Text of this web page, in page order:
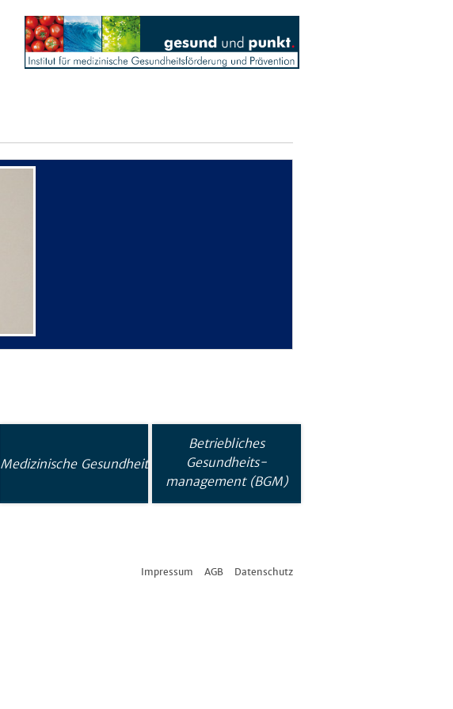
Medizinische Gesundheit
Betriebliches
Gesundheits-
management (BGM)
Impressum AGB Datenschutz